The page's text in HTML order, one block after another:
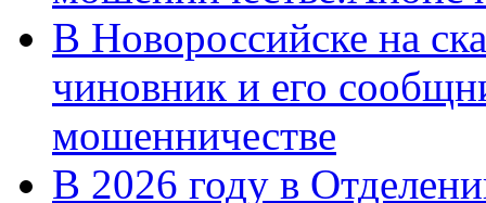
В Новороссийске на
чиновник и его
мошенничестве
В 2026 году в